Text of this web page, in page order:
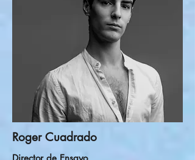
Roger Cuadrado